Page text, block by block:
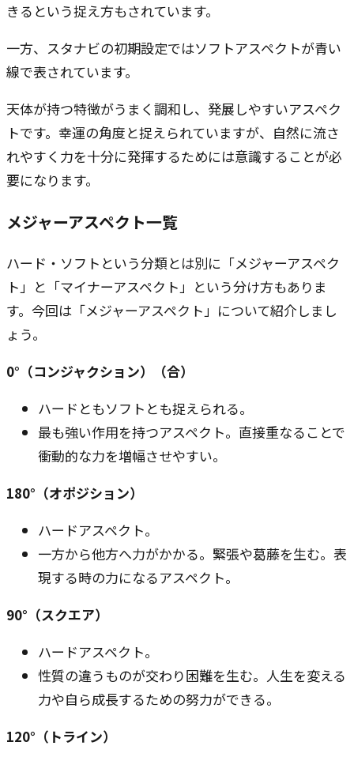
きるという捉え方もされています。
一方、スタナビの初期設定ではソフトアスペクトが青い
線で表されています。
天体が持つ特徴がうまく調和し、発展しやすいアスペク
トです。幸運の角度と捉えられていますが、自然に流さ
れやすく力を十分に発揮するためには意識することが必
要になります。
メジャーアスペクト一覧
ハード・ソフトという分類とは別に「メジャーアスペク
ト」と「マイナーアスペクト」という分け方もありま
す。今回は「メジャーアスペクト」について紹介しまし
ょう。
0°（コンジャクション）（合）
ハードともソフトとも捉えられる。
最も強い作用を持つアスペクト。直接重なることで
衝動的な力を増幅させやすい。
180°（オポジション）
ハードアスペクト。
一方から他方へ力がかかる。緊張や葛藤を生む。表
現する時の力になるアスペクト。
90°（スクエア）
ハードアスペクト。
性質の違うものが交わり困難を生む。人生を変える
力や自ら成長するための努力ができる。
120°（トライン）